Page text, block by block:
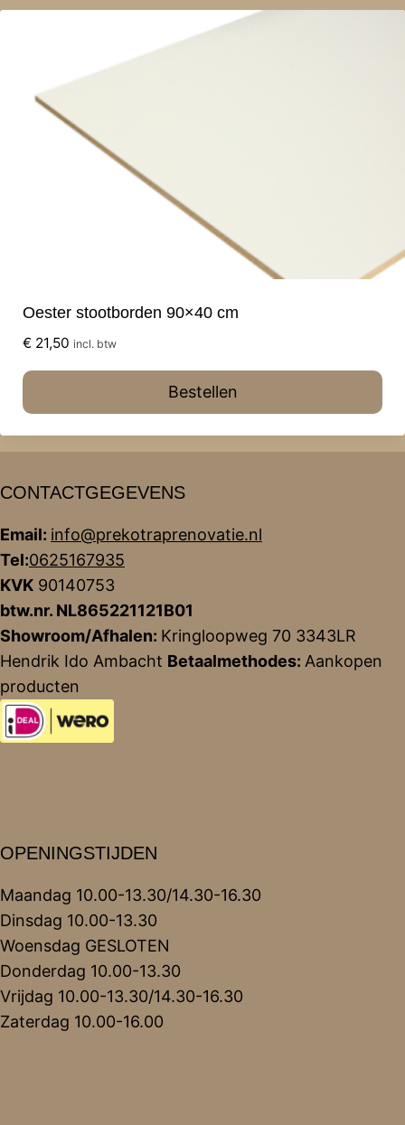
Oester stootborden 90×40 cm
€ 21,50 incl. btw
Bestellen
CONTACTGEGEVENS
Email: info@prekotraprenovatie.nl
Tel:0625167935
KVK 90140753
btw.nr. NL865221121B01
Showroom/Afhalen: Kringloopweg 70 3343LR
Hendrik Ido Ambacht Betaalmethodes: Aankopen
producten
OPENINGSTIJDEN
Maandag 10.00-13.30/14.30-16.30
Dinsdag 10.00-13.30
Woensdag GESLOTEN
Donderdag 10.00-13.30
Vrijdag 10.00-13.30/14.30-16.30
Zaterdag 10.00-16.00